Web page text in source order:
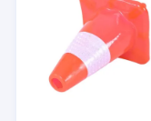
A propos de nous
Visite d'usine